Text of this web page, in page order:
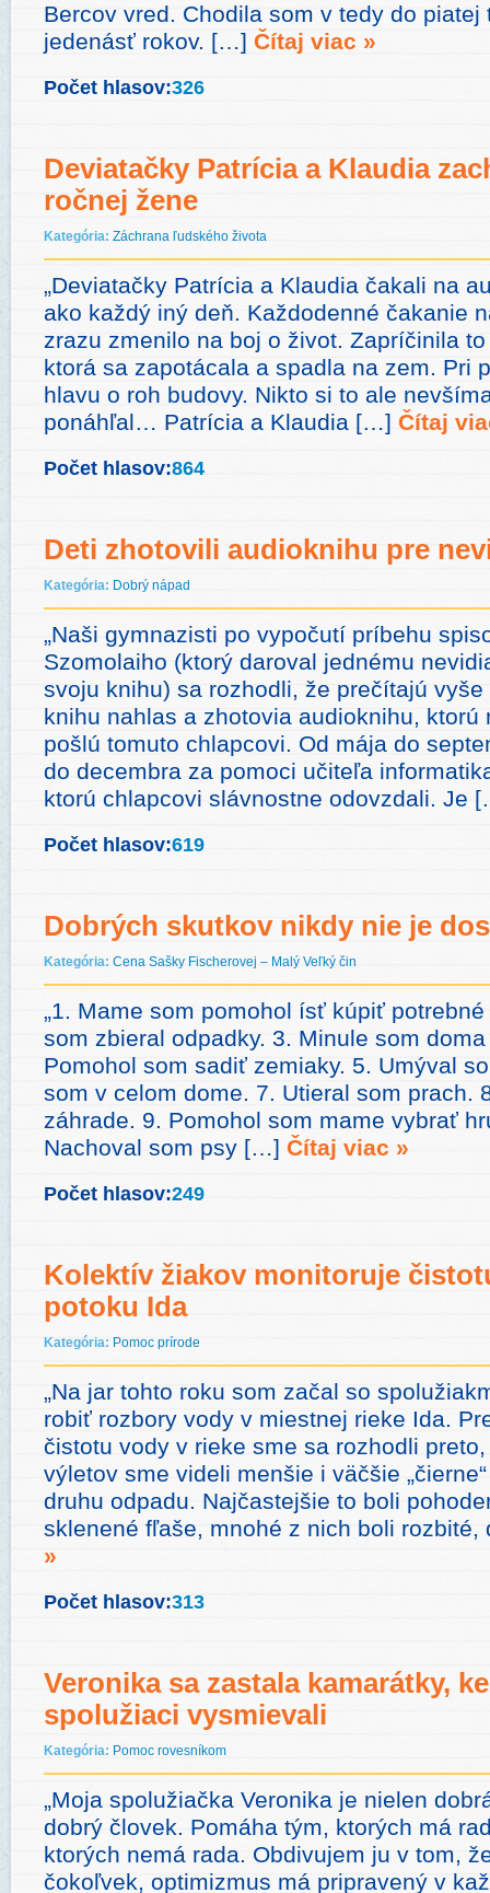
Bercov vred. Chodila som v tedy do piatej
jedenásť rokov. […] Čítaj viac »
Počet hlasov:326
Deviatačky Patrícia a Klaudia
ročnej žene
Kategória: Záchrana ľudského života
„Deviatačky Patrícia a Klaudia čakali na
ako každý iný deň. Každodenné čakanie
zrazu zmenilo na boj o život. Zapríčinila
ktorá sa zapotácala a spadla na zem. Pri
hlavu o roh budovy. Nikto si to ale
ponáhľal… Patrícia a Klaudia […] Čítaj
Počet hlasov:864
Deti zhotovili audioknihu pre
Kategória: Dobrý nápad
„Naši gymnazisti po vypočutí príbehu
Szomolaiho (ktorý daroval jednému
svoju knihu) sa rozhodli, že prečítajú
knihu nahlas a zhotovia audioknihu, ktorú
pošlú tomuto chlapcovi. Od mája do
do decembra za pomoci učiteľa
ktorú chlapcovi slávnostne odovzdali. Je
Počet hlasov:619
Dobrých skutkov nikdy nie je
Kategória: Cena Sašky Fischerovej – Malý Veľký čin
„1. Mame som pomohol ísť kúpiť
som zbieral odpadky. 3. Minule som
Pomohol som sadiť zemiaky. 5. Umýval
som v celom dome. 7. Utieral som prach.
záhrade. 9. Pomohol som mame vybrať
Nachoval som psy […] Čítaj viac »
Počet hlasov:249
Kolektív žiakov monitoruje
potoku Ida
Kategória: Pomoc prírode
„Na jar tohto roku som začal so
robiť rozbory vody v miestnej rieke Ida.
čistotu vody v rieke sme sa rozhodli
výletov sme videli menšie i väčšie
druhu odpadu. Najčastejšie to boli
sklenené fľaše, mnohé z nich boli
»
Počet hlasov:313
Veronika sa zastala kamarátky,
spolužiaci vysmievali
Kategória: Pomoc rovesníkom
„Moja spolužiačka Veronika je nielen
dobrý človek. Pomáha tým, ktorých má
ktorých nemá rada. Obdivujem ju v tom,
čokoľvek, optimizmus má pripravený v